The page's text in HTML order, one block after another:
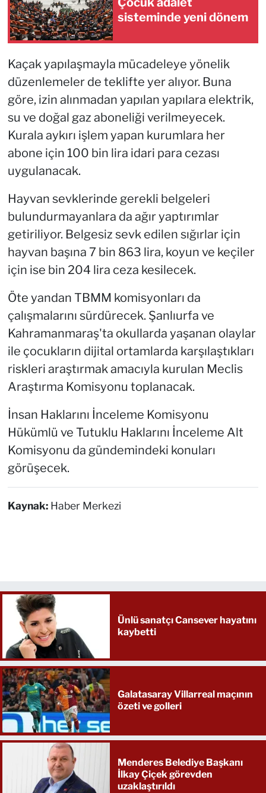
sisteminde yeni dönem
Kaçak yapılaşmayla mücadeleye yönelik
düzenlemeler de teklifte yer alıyor. Buna
göre, izin alınmadan yapılan yapılara elektrik,
su ve doğal gaz aboneliği verilmeyecek.
Kurala aykırı işlem yapan kurumlara her
abone için 100 bin lira idari para cezası
uygulanacak.
Hayvan sevklerinde gerekli belgeleri
bulundurmayanlara da ağır yaptırımlar
getiriliyor. Belgesiz sevk edilen sığırlar için
hayvan başına 7 bin 863 lira, koyun ve keçiler
için ise bin 204 lira ceza kesilecek.
Öte yandan TBMM komisyonları da
çalışmalarını sürdürecek. Şanlıurfa ve
Kahramanmaraş'ta okullarda yaşanan olaylar
ile çocukların dijital ortamlarda karşılaştıkları
riskleri araştırmak amacıyla kurulan Meclis
Araştırma Komisyonu toplanacak.
İnsan Haklarını İnceleme Komisyonu
Hükümlü ve Tutuklu Haklarını İnceleme Alt
Komisyonu da gündemindeki konuları
görüşecek.
Kaynak: Haber Merkezi
Ünlü sanatçı Cansever hayatını
kaybetti
Galatasaray Villarreal maçının
özeti ve golleri
Menderes Belediye Başkanı
İlkay Çiçek görevden
uzaklaştırıldı